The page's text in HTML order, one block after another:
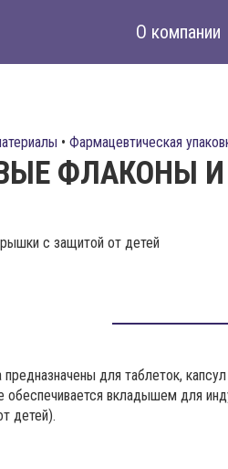
О компании
• Фармацевтическая
ФЛАКОНЫ
с защитой от детей
для таблеток,
обеспечивается вкладышем для
детей).